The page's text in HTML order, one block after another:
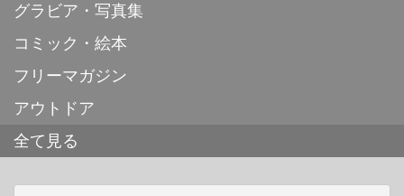
グラビア・写真集
コミック・絵本
フリーマガジン
アウトドア
全て見る